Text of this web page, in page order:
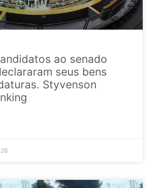
ao senado
seus bens
Styvenson